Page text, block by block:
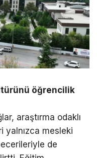
öğrencilik
araştırma odaklı
yalnızca mesleki
de